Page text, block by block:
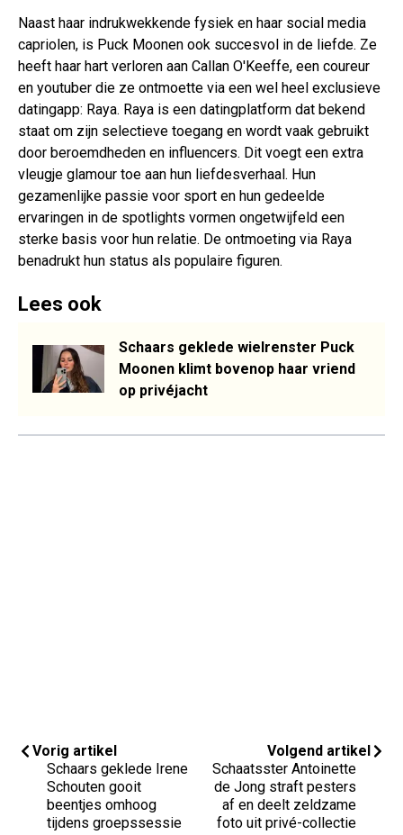
Naast haar indrukwekkende fysiek en haar social media
capriolen, is Puck Moonen ook succesvol in de liefde. Ze
heeft haar hart verloren aan Callan O'Keeffe, een coureur
en youtuber die ze ontmoette via een wel heel exclusieve
datingapp: Raya. Raya is een datingplatform dat bekend
staat om zijn selectieve toegang en wordt vaak gebruikt
door beroemdheden en influencers. Dit voegt een extra
vleugje glamour toe aan hun liefdesverhaal. Hun
gezamenlijke passie voor sport en hun gedeelde
ervaringen in de spotlights vormen ongetwijfeld een
sterke basis voor hun relatie. De ontmoeting via Raya
benadrukt hun status als populaire figuren.
Lees ook
Schaars geklede wielrenster Puck
Moonen klimt bovenop haar vriend
op privéjacht
Vorig artikel
Schaars geklede Irene
Schouten gooit
beentjes omhoog
tijdens groepssessie
Volgend artikel
Schaatsster Antoinette
de Jong straft pesters
af en deelt zeldzame
foto uit privé-collectie